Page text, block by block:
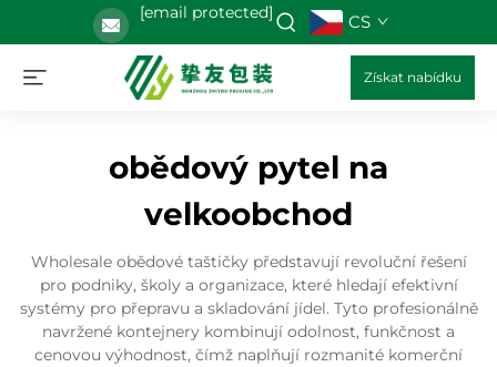
[email protected] CS
Získat nabídku
obědový pytel na
velkoobchod
Wholesale obědové taštičky představují revoluční řešení
pro podniky, školy a organizace, které hledají efektivní
systémy pro přepravu a skladování jídel. Tyto profesionálně
navržené kontejnery kombinují odolnost, funkčnost a
cenovou výhodnost, čímž naplňují rozmanité komerční